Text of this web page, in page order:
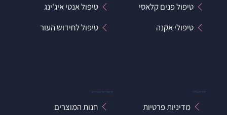
קישורים מהירים
חנות המוצרים
מידע כללי
מדיניות פרטיות
טיפול פנים קלאסי
טיפול אנטי איג'ינג
טיפולי אקנה
טיפול לחידוש העור